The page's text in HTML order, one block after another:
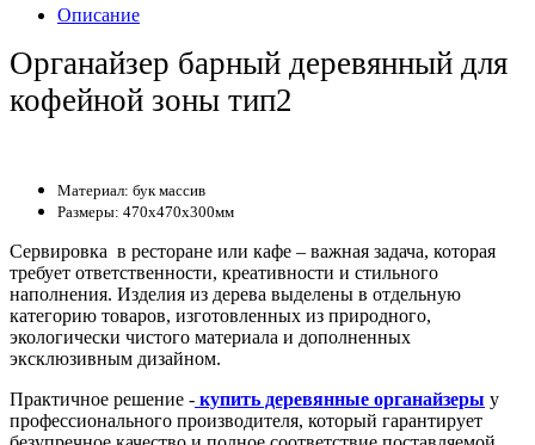
Описание
Органайзер барный деревянный для
кофейной зоны тип2
Материал: бук массив
Размеры: 470х470х300мм
Сервировка в ресторане или кафе – важная задача, которая
требует ответственности, креативности и стильного
наполнения. Изделия из дерева выделены в отдельную
категорию товаров, изготовленных из природного,
экологически чистого материала и дополненных
эксклюзивным дизайном.
Практичное решение - купить деревянные органайзеры у
профессионального производителя, который гарантирует